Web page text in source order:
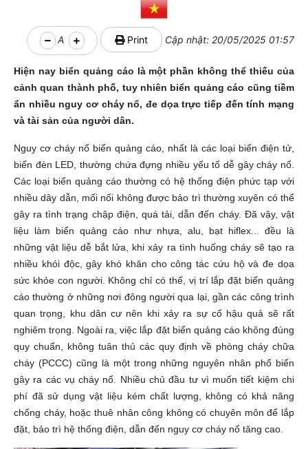
A Print Cập nhật: 20/05/2025 01:57
Hiện nay biển quảng cáo là một phần không thể thiếu của
cảnh quan thành phố, tuy nhiên biển quảng cáo cũng tiềm
ẩn nhiều nguy cơ cháy nổ, đe dọa trực tiếp đến tính mạng
và tài sản của người dân.
Nguy cơ cháy nổ biển quảng cáo, nhất là các loại biển điện tử,
biển đèn LED, thường chứa đựng nhiều yếu tố dễ gây cháy nổ.
Các loại biển quảng cáo thường có hệ thống điện phức tạp với
nhiều dây dẫn, mối nối không được bảo trì thường xuyên có thể
gây ra tình trạng chập điện, quá tải, dẫn đến cháy. Đã vậy, vật
liệu làm biển quảng cáo như nhựa, alu, bạt hiflex... đều là
những vật liệu dễ bắt lửa, khi xảy ra tình huống cháy sẽ tạo ra
nhiều khói độc, gây khó khăn cho công tác cứu hộ và đe dọa
sức khỏe con người. Không chỉ có thế, vị trí lắp đặt biển quảng
cáo thường ở những nơi đông người qua lại, gần các công trình
quan trọng, khu dân cư nên khi xảy ra sự cố hậu quả sẽ rất
nghiêm trọng. Ngoài ra, việc lắp đặt biển quảng cáo không đúng
quy chuẩn, không tuân thủ các quy định về phòng cháy chữa
cháy (PCCC) cũng là một trong những nguyên nhân phổ biến
gây ra các vụ cháy nổ. Nhiều chủ đầu tư vì muốn tiết kiệm chi
phí đã sử dụng vật liệu kém chất lượng, không có khả năng
chống cháy, hoặc thuê nhân công không có chuyên môn để lắp
đặt, bảo trì hệ thống điện, dẫn đến nguy cơ cháy nổ tăng cao.